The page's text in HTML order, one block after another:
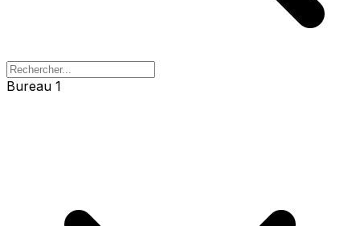
Bureau 1